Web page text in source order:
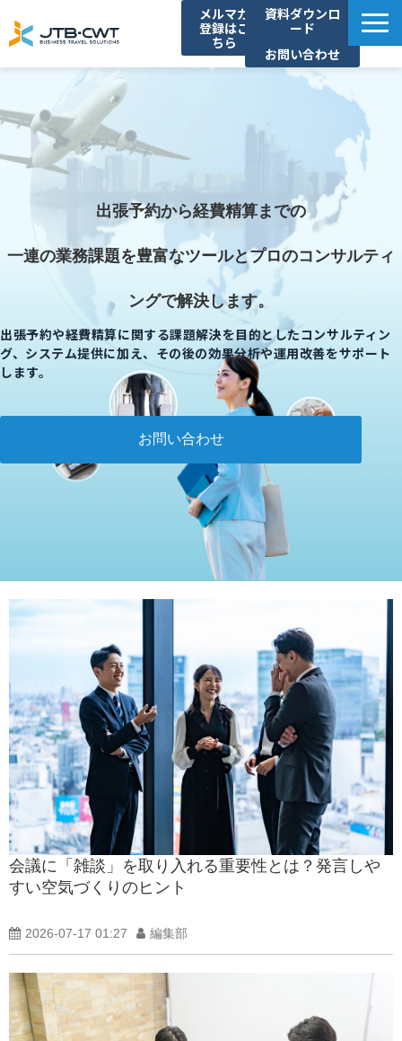
メルマガ
登録はこ
ちら
資料ダウンロ
ード
お問い合わせ
コラム
お知らせ
よくあるご質問
出張予約から経費精算までの
一連の業務課題を豊富なツールとプロのコンサルティ
ングで解決します。
出張予約や経費精算に関する課題解決を目的としたコンサルティン
グ、システム提供に加え、その後の効果分析や運用改善をサポート
します。
お問い合わせ
会議に「雑談」を取り入れる重要性とは？発言しや
すい空気づくりのヒント
2026-07-17 01:27 編集部